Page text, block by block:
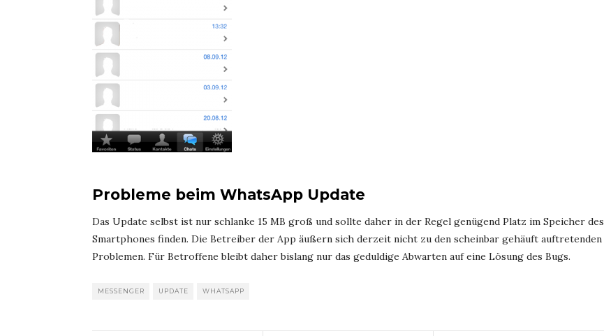
Probleme beim WhatsApp Update
Das Update selbst ist nur schlanke 15 MB groß und sollte daher in der Regel genügend Platz im Speicher des
Smartphones finden. Die Betreiber der App äußern sich derzeit nicht zu den scheinbar gehäuft auftretenden
Problemen. Für Betroffene bleibt daher bislang nur das geduldige Abwarten auf eine Lösung des Bugs.
MESSENGER UPDATE WHATSAPP